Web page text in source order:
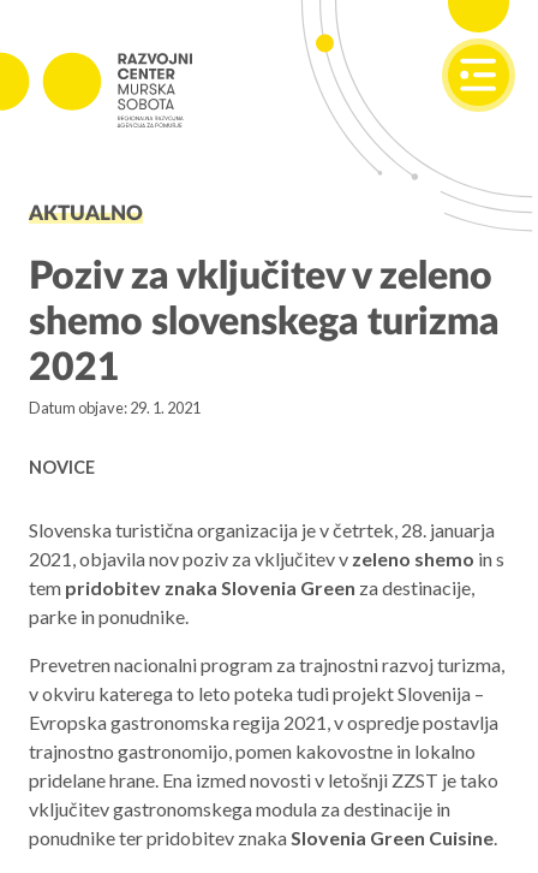
Projekti v izvajanju
Zaključeni projekti
PODJETNIŠTVO
SPOT
Invest Pomurje
PONI
REGIONALNI RAZVOJ
Aktualno programsko obdobje 2021 – 2027
Obmejna problemska območja
O NAS
NAŠE STORITVE
REGIJA
AKTUALNO
Poziv za vključitev v zeleno
shemo slovenskega turizma
2021
Datum objave: 29. 1. 2021
NOVICE
Slovenska turistična organizacija je v četrtek, 28. januarja
2021, objavila nov poziv za vključitev v zeleno shemo in s
tem pridobitev znaka Slovenia Green za destinacije,
parke in ponudnike.
Prevetren nacionalni program za trajnostni razvoj turizma,
v okviru katerega to leto poteka tudi projekt Slovenija –
Evropska gastronomska regija 2021, v ospredje postavlja
trajnostno gastronomijo, pomen kakovostne in lokalno
pridelane hrane. Ena izmed novosti v letošnji ZZST je tako
vključitev gastronomskega modula za destinacije in
ponudnike ter pridobitev znakaSlovenia Green Cuisine.